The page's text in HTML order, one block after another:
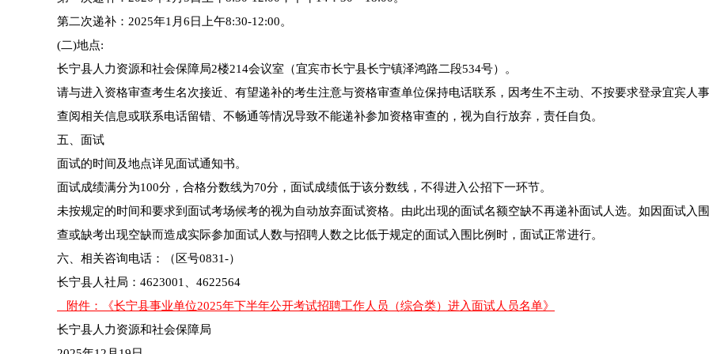
第二次递补：2025年1月6日上午8:30-12:00。
(二)地点:
长宁县人力资源和社会保障局2楼214会议室（宜宾市长宁县长宁镇泽鸿路二段534号）。
请与进入资格审查考生名次接近、有望递补的考生注意与资格审查单位保持电话联系，因考生不主动、不按要求登录宜宾人
查阅相关信息或联系电话留错、不畅通等情况导致不能递补参加资格审查的，视为自行放弃，责任自负。
五、面试
面试的时间及地点详见面试通知书。
面试成绩满分为100分，合格分数线为70分，面试成绩低于该分数线，不得进入公招下一环节。
未按规定的时间和要求到面试考场候考的视为自动放弃面试资格。由此出现的面试名额空缺不再递补面试人选。如因面试入
查或缺考出现空缺而造成实际参加面试人数与招聘人数之比低于规定的面试入围比例时，面试正常进行。
六、相关咨询电话：（区号0831-）
长宁县人社局：4623001、4622564
附件：《长宁县事业单位2025年下半年公开考试招聘工作人员（综合类）进入面试人员名单》
长宁县人力资源和社会保障局